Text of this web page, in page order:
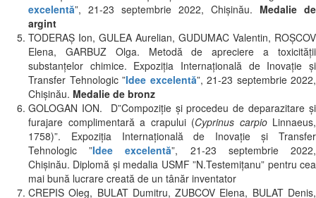
excelentă”, 21-23 septembrie 2022, Chișinău. Medalie de
argint
TODERAŞ Ion, GULEA Aurelian, GUDUMAC Valentin, ROŞCOV
Elena, GARBUZ Olga. Metodă de apreciere a toxicităţii
substanţelor chimice. Expoziția Internațională de Inovație și
Transfer Tehnologic ”Idee excelentă”, 21-23 septembrie 2022,
Chișinău. Medalie de bronz
GOLOGAN ION. D”Compoziție și procedeu de deparazitare şi
furajare complimentară a crapului (Cyprinus carpioLinnaeus,
1758)”. Expoziția Internațională de Inovație și Transfer
Tehnologic ”Idee excelentă”, 21-23 septembrie 2022,
Chișinău. Diplomă și medalia USMF ”N.Testemițanu” pentru cea
mai bună lucrare creată de un tânăr inventator
CREPIS Oleg, BULAT Dumitru, ZUBCOV Elena, BULAT Denis,